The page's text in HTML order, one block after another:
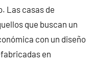
Las casas de
que buscan un
con un diseño
en